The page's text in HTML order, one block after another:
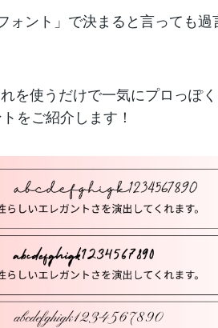
ォント」で決まると言っても過
を使うだけで一気にプロっぽ
をご紹介します！